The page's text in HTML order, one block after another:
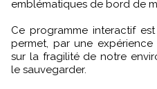
emblématiques de bord de
Ce programme interactif
permet, par une expérience
sur la fragilité de notre
le sauvegarder.